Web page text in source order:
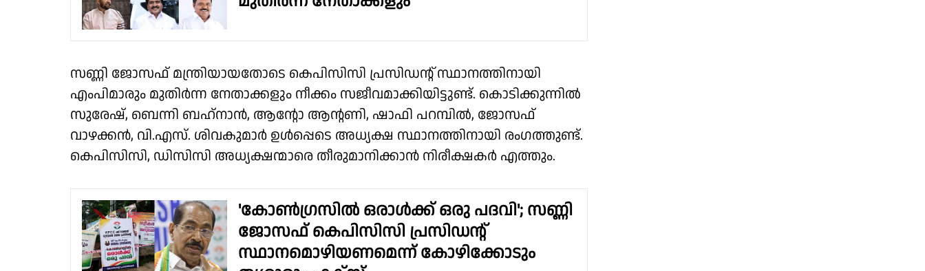
സണ്ണി ജോസഫ് മന്ത്രിയായതോടെ കെപിസിസി പ്രസിഡൻ്റ് സ്ഥാനത്തിനായി
എംപിമാരും മുതിർന്ന നേതാക്കളും നീക്കം സജീവമാക്കിയിട്ടുണ്ട്. കൊടിക്കുന്നിൽ
സുരേഷ്, ബെന്നി ബഹ്‍നാൻ, ആൻ്റോ ആൻ്റണി, ഷാഫി പറമ്പിൽ, ജോസഫ്
വാഴക്കൻ, വി.എസ്. ശിവകുമാർ ഉൾപ്പെടെ അധ്യക്ഷ സ്ഥാനത്തിനായി രംഗത്തുണ്ട്.
കെപിസിസി, ഡിസിസി അധ്യക്ഷന്മാരെ തീരുമാനിക്കാൻ നിരീക്ഷകർ എത്തും.
'കോൺഗ്രസിൽ ഒരാൾക്ക് ഒരു പദവി'; സണ്ണി
ജോസഫ് കെപിസിസി പ്രസിഡൻ്റ്
സ്ഥാനമൊഴിയണമെന്ന് കോഴിക്കോടും